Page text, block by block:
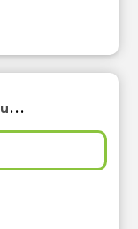
Equipo Enfriamiento Intensivo Industrial IK i3000